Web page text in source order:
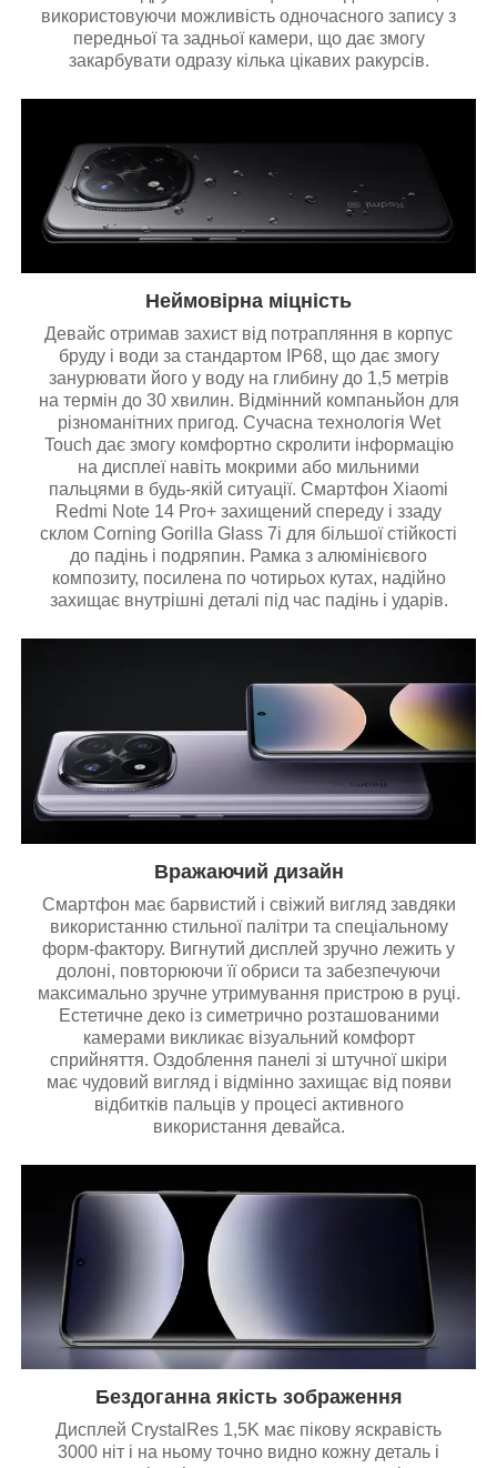
використовуючи можливість одночасного запису з
передньої та задньої камери, що дає змогу
закарбувати одразу кілька цікавих ракурсів.
Неймовірна міцність
Девайс отримав захист від потрапляння в корпус
бруду і води за стандартом IP68, що дає змогу
занурювати його у воду на глибину до 1,5 метрів
на термін до 30 хвилин. Відмінний компаньйон для
різноманітних пригод. Сучасна технологія Wet
Touch дає змогу комфортно скролити інформацію
на дисплеї навіть мокрими або мильними
пальцями в будь-якій ситуації. Смартфон Xiaomi
Redmi Note 14 Pro+ захищений спереду і ззаду
склом Corning Gorilla Glass 7i для більшої стійкості
до падінь і подряпин. Рамка з алюмінієвого
композиту, посилена по чотирьох кутах, надійно
захищає внутрішні деталі під час падінь і ударів.
Вражаючий дизайн
Смартфон має барвистий і свіжий вигляд завдяки
використанню стильної палітри та спеціальному
форм-фактору. Вигнутий дисплей зручно лежить у
долоні, повторюючи її обриси та забезпечуючи
максимально зручне утримування пристрою в руці.
Естетичне деко із симетрично розташованими
камерами викликає візуальний комфорт
сприйняття. Оздоблення панелі зі штучної шкіри
має чудовий вигляд і відмінно захищає від появи
відбитків пальців у процесі активного
використання девайса.
Бездоганна якість зображення
Дисплей CrystalRes 1,5K має пікову яскравість
3000 ніт і на ньому точно видно кожну деталь і